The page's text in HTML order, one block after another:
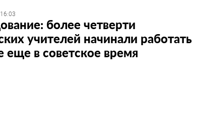
более четверти
учителей начинали работать
еще в советское время